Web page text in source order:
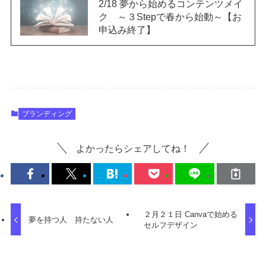
2/18 夢から始めるコンテンツメイ
ク ～３Stepで春から始動～【お
申込み終了】
ブランディング
よかったらシェアしてね！
夢を持つ人 持たない人
２月２１日 Canvaで始める
セルフデザイン